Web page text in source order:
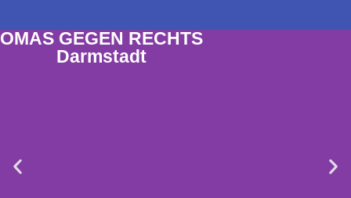
OMAS GEGEN RECHTS
Darmstadt